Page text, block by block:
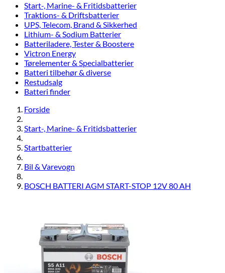
Start-, Marine- & Fritidsbatterier
Traktions- & Driftsbatterier
UPS, Telecom, Brand & Sikkerhed
Lithium- & Sodium Batterier
Batteriladere, Tester & Boostere
Victron Energy
Tørelementer & Specialbatterier
Batteri tilbehør & diverse
Restudsalg
Batteri finder
Forside
Start-, Marine- & Fritidsbatterier
Startbatterier
Bil & Varevogn
BOSCH BATTERI AGM START-STOP 12V 80 AH